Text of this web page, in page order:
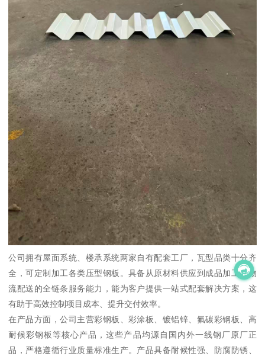
公司拥有屋面系统、楼承系统两家自有配套工厂，瓦型品类十分齐
全，可定制加工各类压型钢板。具备从原材料供应到成品加工、物
流配送的全链条服务能力，能为客户提供一站式配套解决方案，这
有助于高效控制项目成本、提升交付效率。
在产品方面，公司主营彩钢板、彩涂板、镀铝锌、氟碳彩钢板、高
耐候彩钢板等核心产品，这些产品均源自国内外一线钢厂原厂正
品，严格遵循行业质量标准生产。产品具备耐候性强、防腐防锈、